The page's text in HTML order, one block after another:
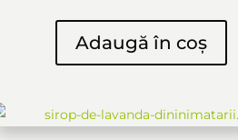
Adaugă în coș